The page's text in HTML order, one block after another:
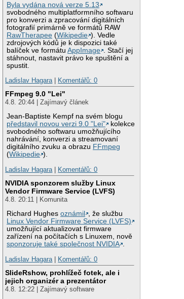
Byla vydána nová verze 5.13
svobodného multiplatformního softwaru
pro konverzi a zpracování digitálních
fotografií primárně ve formátů RAW
RawTherapee (Wikipedie ). Vedle
zdrojových kódů je k dispozici také
balíček ve formátuAppImage
. Stačí jej
stáhnout, nastavit právo ke spuštění a
spustit.
Ladislav Hagara| Komentářů: 0
FFmpeg 9.0 "Lei"
4.8. 20:44 | Zajímavý článek
Jean-Baptiste Kempf na svém blogu
představil novou verzi 9.0 "Lei"
kolekce
svobodného softwaru umožňujícího
nahrávání, konverzi a streamovaní
digitálního zvuku a obrazu FFmpeg
(Wikipedie ).
Ladislav Hagara| Komentářů: 0
NVIDIA sponzorem služby Linux
Vendor Firmware Service (LVFS)
4.8. 20:11 | Komunita
Richard Hughesoznámil
, že službu
Linux Vendor Firmware Service (LVFS)
umožňující aktualizovat firmware
zařízení na počítačích s Linuxem, nově
sponzoruje také společnost NVIDIA .
Ladislav Hagara| Komentářů: 0
SlideRshow, prohlížeč fotek, ale i
jejich organizér a prezentátor
4.8. 12:22 | Zajímavý software